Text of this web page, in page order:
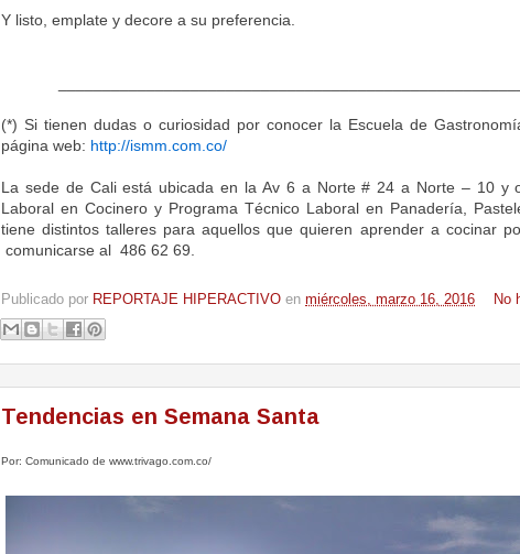
Y listo, emplate y decore a su preferencia.
(*) Si tienen dudas o curiosidad por conocer la Escuela de
página web: http://ismm.com.co/
La sede de Cali está ubicada en la Av 6 a Norte # 24 a Norte – 10 y
Laboral en Cocinero y Programa Técnico Laboral en Panadería,
tiene distintos talleres para aquellos que quieren aprender a cocinar
comunicarse al 486 62 69.
Publicado por REPORTAJE HIPERACTIVO en miércoles, marzo 16, 2016 No
Tendencias en Semana Santa
Por: Comunicado de www.trivago.com.co/